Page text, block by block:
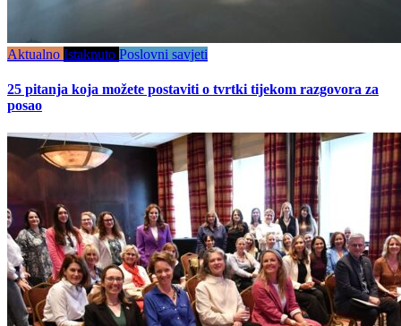
Aktualno Istaknuto Poslovni savjeti
25 pitanja koja možete postaviti o tvrtki tijekom razgovora za
posao